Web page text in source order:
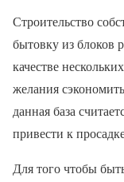
Строительство
бытовку из блоков
качестве
желания
данная база
привести к
Для того чтобы